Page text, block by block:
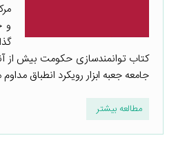
و
کتاب توانمندسازی حکومت بیش از
جامعه جعبه ابزار رویکرد انطباق
مطالعه بیشتر